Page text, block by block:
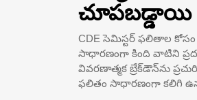
చూపబడ్డాయి
CDE సెమిస్టర్ ఫలితాల
సాధారణంగా కింది వాటిని
వివరణాత్మక బ్రేక్‌డౌన్‌ను
ఫలితం సాధారణంగా కలిగి